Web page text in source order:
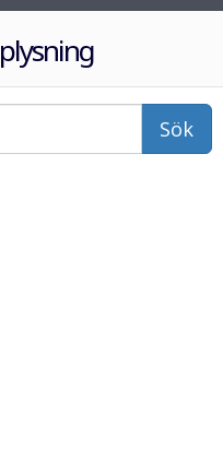
Sök